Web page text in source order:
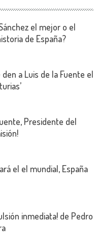
el mejor o el
de España?
den a Luis de la Fuente el
Presidente del
el el mundial, España
inmediata! de Pedro